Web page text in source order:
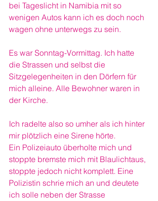
bei Tageslicht in Namibia mit so
wenigen Autos kann ich es doch noch
wagen ohne unterwegs zu sein.
Es war Sonntag-Vormittag. Ich hatte
die Strassen und selbst die
Sitzgelegenheiten in den Dörfern für
mich alleine. Alle Bewohner waren in
der Kirche.
Ich radelte also so umher als ich hinter
mir plötzlich eine Sirene hörte.
Ein Polizeiauto überholte mich und
stoppte bremste mich mit Blaulichtaus,
stoppte jedoch nicht komplett. Eine
Polizistin schrie mich an und deutete
ich solle neben der Strasse